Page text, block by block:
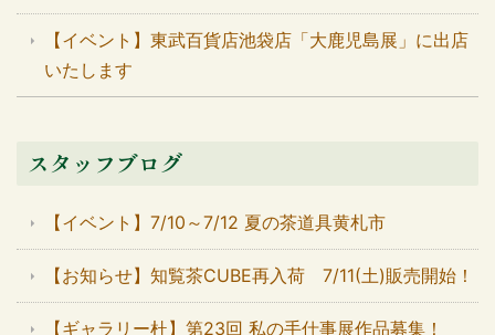
【イベント】東武百貨店池袋店「大鹿児島展」に出店
いたします
スタッフブログ
【イベント】7/10～7/12 夏の茶道具黄札市
【お知らせ】知覧茶CUBE再入荷 7/11(土)販売開始！
【ギャラリー杜】第23回 私の手仕事展作品募集！